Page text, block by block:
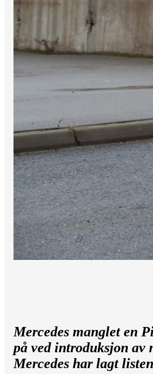
Mercedes manglet en
på ved introduksjon av
Mercedes har lagt